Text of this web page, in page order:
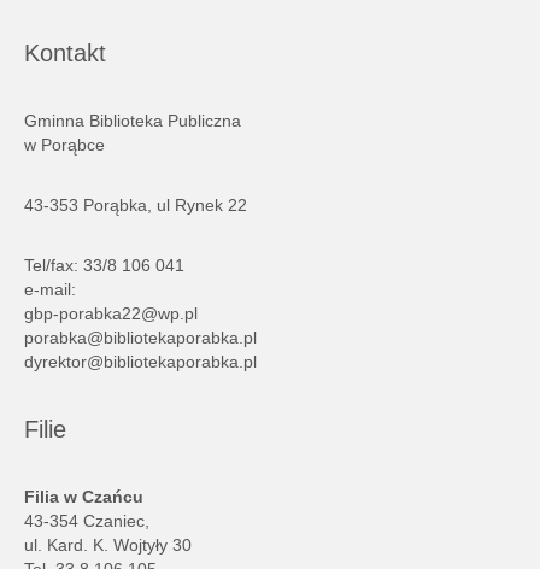
Kontakt
Gminna Biblioteka Publiczna
w Porąbce
43-353 Porąbka, ul Rynek 22
Tel/fax: 33/8 106 041
e-mail:
gbp-porabka22@wp.pl
porabka@bibliotekaporabka.pl
dyrektor@bibliotekaporabka.pl
Filie
Filia w Czańcu
43-354 Czaniec,
ul. Kard. K. Wojtyły 30